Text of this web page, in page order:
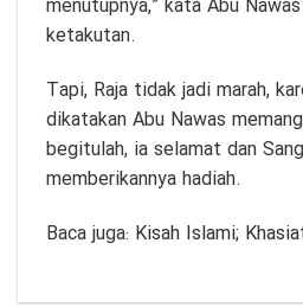
menutupnya,” kata Abu
ketakutan.
Tapi, Raja tidak jadi marah,
dikatakan Abu Nawas
begitulah, ia selamat dan
memberikannya hadiah.
Baca juga: Kisah Islami;